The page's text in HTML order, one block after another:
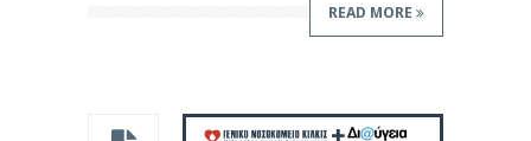
READ MORE